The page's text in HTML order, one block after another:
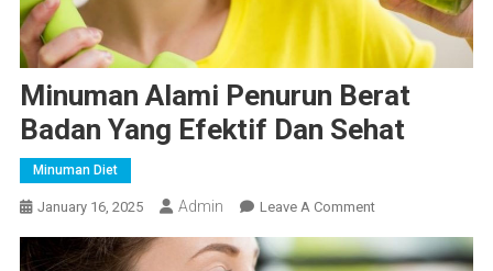
Minuman Alami Penurun Berat
Badan Yang Efektif Dan Sehat
Minuman Diet
January 16, 2025 Admin Leave A CommentOn
Alami